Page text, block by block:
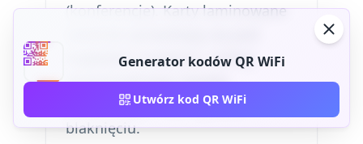
(konferencje). Karty laminowane
względem trwałości. Unikaj
bezpośredniego światła
słonecznego, aby zapobiec
blaknięciu.
Generator kodów QR WiFi
Utwórz kod QR WiFi